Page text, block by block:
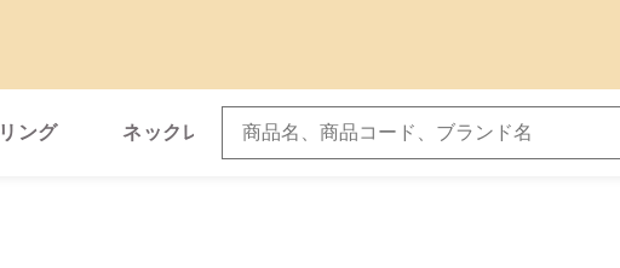
リング ネックレス ブレスレット